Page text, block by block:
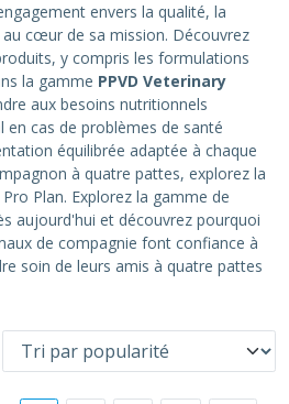
envers la qualité, la
cœur de sa mission. Découvrez
y compris les formulations
la gamme PPVD Veterinary
aux besoins nutritionnels
en cas de problèmes de santé
équilibrée adaptée à chaque
à quatre pattes, explorez la
Plan. Explorez la gamme de
aujourd'hui et découvrez pourquoi
de compagnie font confiance à
soin de leurs amis à quatre pattes